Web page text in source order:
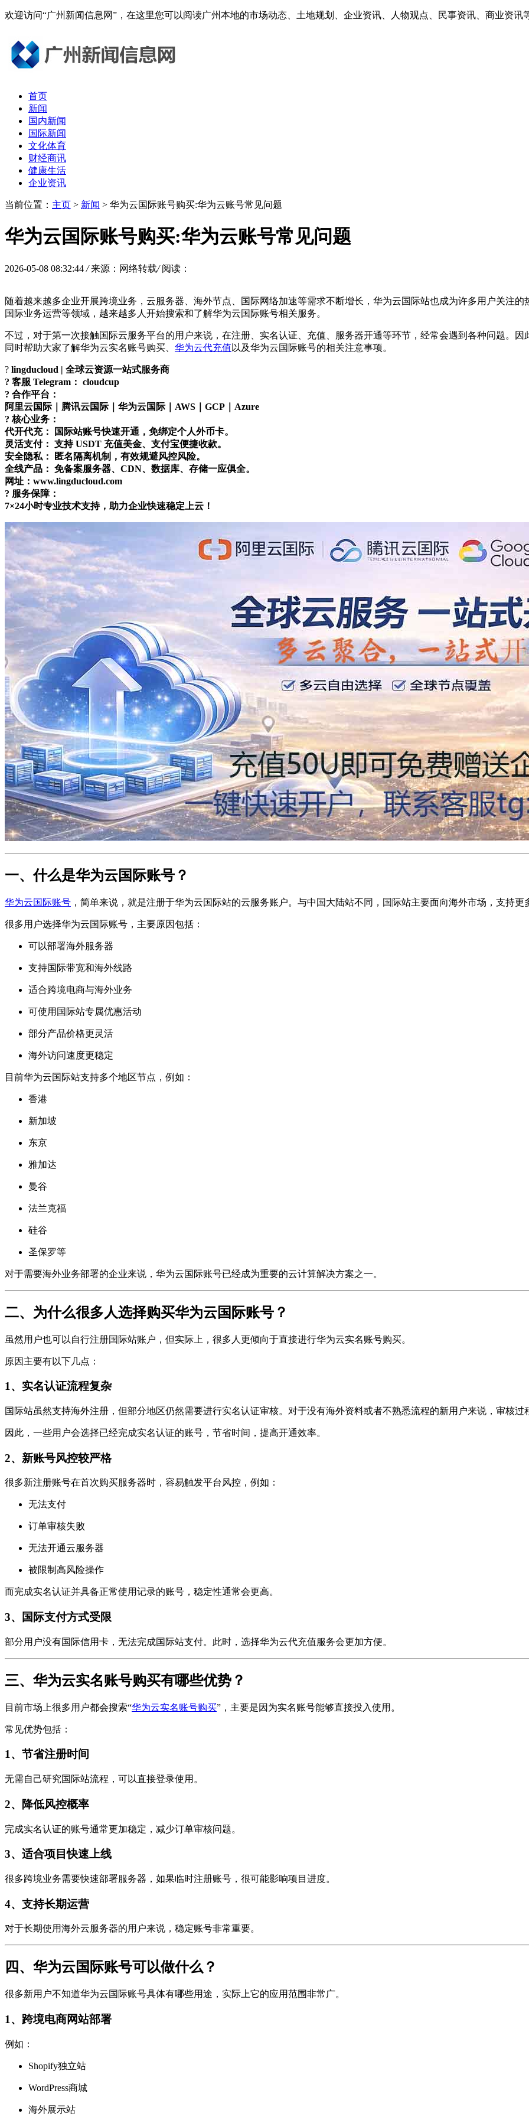
欢迎访问“广州新闻信息网”，在这里您可以阅读广州本地的市场动态、土地规划、企业资讯、人物观点、民事资讯、商业资讯
首页
新闻
国内新闻
国际新闻
文化体育
财经商讯
健康生活
企业资讯
当前位置： 主页 > 新闻 > 华为云国际账号购买:华为云账号常见问题
华为云国际账号购买:华为云账号常见问题
2026-05-08 08:32:44 / 来源：网络转载/ 阅读：
随着越来越多企业开展跨境业务，云服务器、海外节点、国际网络加速等需求不断增长，华为云国际站也成为许多用户关注的
国际业务运营等领域，越来越多人开始搜索和了解华为云国际账号相关服务。
不过，对于第一次接触国际云服务平台的用户来说，在注册、实名认证、充值、服务器开通等环节，经常会遇到各种问题。因
同时帮助大家了解华为云实名账号购买、 华为云代充值 以及华为云国际账号的相关注意事项。
? lingducloud | 全球云资源一站式服务商
? 客服 Telegram： cloudcup
? 合作平台：
阿里云国际｜腾讯云国际｜华为云国际｜AWS｜GCP｜Azure
? 核心业务：
代开代充： 国际站账号快速开通，免绑定个人外币卡。
灵活支付： 支持 USDT 充值美金、支付宝便捷收款。
安全隐私： 匿名隔离机制，有效规避风控风险。
全线产品： 免备案服务器、CDN、数据库、存储一应俱全。
网址：www.lingducloud.com
?️ 服务保障：
7×24小时专业技术支持，助力企业快速稳定上云！
一、什么是华为云国际账号？
华为云国际账号 ，简单来说，就是注册于华为云国际站的云服务账户。与中国大陆站不同，国际站主要面向海外市场，支持更
很多用户选择华为云国际账号，主要原因包括：
可以部署海外服务器
支持国际带宽和海外线路
适合跨境电商与海外业务
可使用国际站专属优惠活动
部分产品价格更灵活
海外访问速度更稳定
目前华为云国际站支持多个地区节点，例如：
香港
新加坡
东京
雅加达
曼谷
法兰克福
硅谷
圣保罗等
对于需要海外业务部署的企业来说，华为云国际账号已经成为重要的云计算解决方案之一。
二、为什么很多人选择购买华为云国际账号？
虽然用户也可以自行注册国际站账户，但实际上，很多人更倾向于直接进行华为云实名账号购买。
原因主要有以下几点：
1、实名认证流程复杂
国际站虽然支持海外注册，但部分地区仍然需要进行实名认证审核。对于没有海外资料或者不熟悉流程的新用户来说，审核过
因此，一些用户会选择已经完成实名认证的账号，节省时间，提高开通效率。
2、新账号风控较严格
很多新注册账号在首次购买服务器时，容易触发平台风控，例如：
无法支付
订单审核失败
无法开通云服务器
被限制高风险操作
而完成实名认证并具备正常使用记录的账号，稳定性通常会更高。
3、国际支付方式受限
部分用户没有国际信用卡，无法完成国际站支付。此时，选择华为云代充值服务会更加方便。
三、华为云实名账号购买有哪些优势？
目前市场上很多用户都会搜索“华为云实名账号购买”，主要是因为实名账号能够直接投入使用。
常见优势包括：
1、节省注册时间
无需自己研究国际站流程，可以直接登录使用。
2、降低风控概率
完成实名认证的账号通常更加稳定，减少订单审核问题。
3、适合项目快速上线
很多跨境业务需要快速部署服务器，如果临时注册账号，很可能影响项目进度。
4、支持长期运营
对于长期使用海外云服务器的用户来说，稳定账号非常重要。
四、华为云国际账号可以做什么？
很多新用户不知道华为云国际账号具体有哪些用途，实际上它的应用范围非常广。
1、跨境电商网站部署
例如：
Shopify独立站
WordPress商城
海外展示站